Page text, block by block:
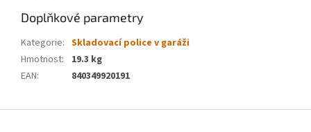
Doplňkové parametry
Kategorie: Skladovací police v garáži
Hmotnost:
19.3 kg
EAN: 840349920191